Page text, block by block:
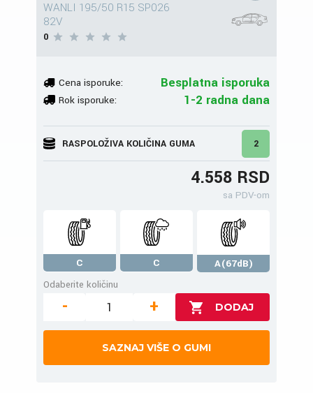
WANLI 195/50 R15 SP026
82V
0
Cena isporuke: Besplatna isporuka
Rok isporuke: 1-2 radna dana
RASPOLOŽIVA KOLIČINA GUMA 2
4.558 RSD
sa PDV-om
C C
A(67dB)
Odaberite količinu
- +
SAZNAJ VIŠE O GUMI